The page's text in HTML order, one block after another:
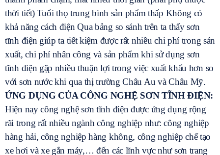
thời tiết)Tuổi thọ trung bình sản phẩm thấp Không có
khả năng cách điện Qua bảng so sánh trên ta thấy sơn
tĩnh điện giúp ta tiết kiệm được rất nhiều chi phí trong sản
xuất, chi phí nhân công và sản phẩm khi sử dụng sơn
tĩnh điện gặp nhiều thuận lợi trong việc xuất khẩu hơn so
với sơn nước khi qua thị trường Châu Au và Châu Mỹ.
ỨNG DỤNG CỦA CÔNG NGHỆ SƠN TĨNH ĐIỆN:
Hiện nay công nghệ sơn tĩnh điện được ứng dụng rộng
rãi trong rất nhiều ngành công nghiệp như: công nghiệp
hàng hải, công nghiệp hàng không, công nghiệp chế tạo
xe hơi và xe gắn máy,… đến các lĩnh vực như sơn trang